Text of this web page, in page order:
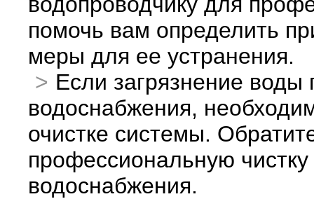
помочь вам определить
меры для ее устранения.
Если загрязнение
водоснабжения,
очистке системы.
профессиональную
водоснабжения.